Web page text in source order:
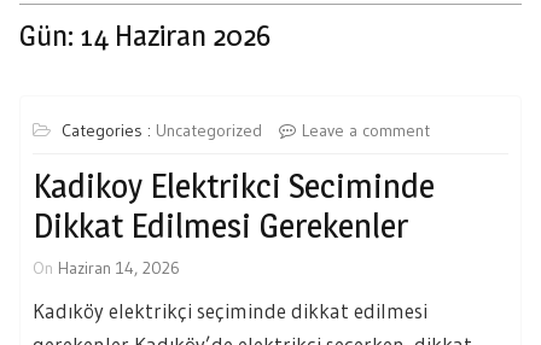
Gün: 14 Haziran 2026
Categories : Uncategorized Leave a comment
Kadikoy Elektrikci Seciminde
Dikkat Edilmesi Gerekenler
On Haziran 14, 2026
Kadıköy elektrikçi seçiminde dikkat edilmesi